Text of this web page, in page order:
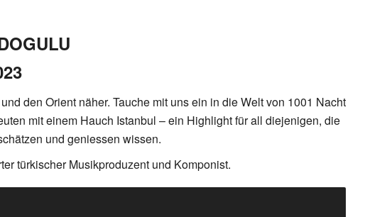
den Orient näher. Tauche mit uns ein in die Welt von 1001 Nacht
mit einem Hauch Istanbul – ein Highlight für all diejenigen, die
und geniessen wissen.
türkischer Musikproduzent und Komponist.